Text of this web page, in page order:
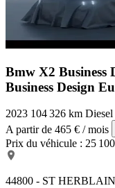
Bmw X2 Business
Business Design
2023 104 326 km Diesel
A partir de 465 € / mois
Prix du véhicule : 25
44800 - ST HERBLAIN